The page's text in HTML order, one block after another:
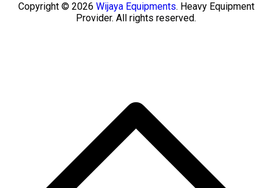
Copyright © 2026 Wijaya Equipments. Heavy Equipment
Provider. All rights reserved.